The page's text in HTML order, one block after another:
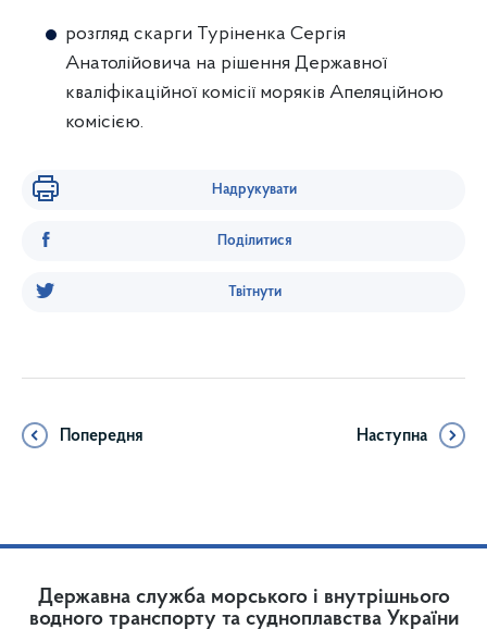
розгляд скарги Туріненка Сергія
Анатолійовича на рішення Державної
кваліфікаційної комісії моряків Апеляційною
комісією.
Надрукувати
Поділитися
Твітнути
Попередня Наступна
Державна служба морського і внутрішнього
водного транспорту та судноплавства України